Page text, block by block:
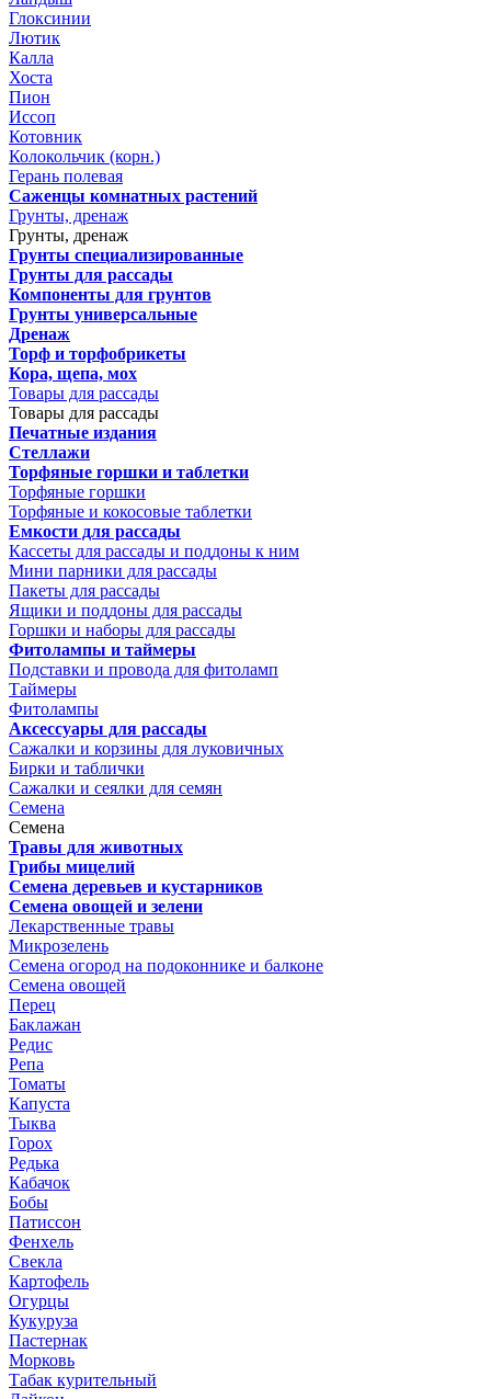
Глоксинии
Лютик
Калла
Хоста
Пион
Иссоп
Котовник
Колокольчик (корн.)
Герань полевая
Саженцы комнатных растений
Грунты, дренаж
Грунты, дренаж
Грунты специализированные
Грунты для рассады
Компоненты для грунтов
Грунты универсальные
Дренаж
Торф и торфобрикеты
Кора, щепа, мох
Товары для рассады
Товары для рассады
Печатные издания
Стеллажи
Торфяные горшки и таблетки
Торфяные горшки
Торфяные и кокосовые таблетки
Емкости для рассады
Кассеты для рассады и поддоны к ним
Мини парники для рассады
Пакеты для рассады
Ящики и поддоны для рассады
Горшки и наборы для рассады
Фитолампы и таймеры
Подставки и провода для фитоламп
Таймеры
Фитолампы
Аксессуары для рассады
Сажалки и корзины для луковичных
Бирки и таблички
Сажалки и сеялки для семян
Семена
Семена
Травы для животных
Грибы мицелий
Семена деревьев и кустарников
Семена овощей и зелени
Лекарственные травы
Микрозелень
Семена огород на подоконнике и балконе
Семена овощей
Перец
Баклажан
Редис
Репа
Томаты
Капуста
Тыква
Горох
Редька
Кабачок
Бобы
Патиссон
Фенхель
Свекла
Картофель
Огурцы
Кукуруза
Пастернак
Морковь
Табак курительный